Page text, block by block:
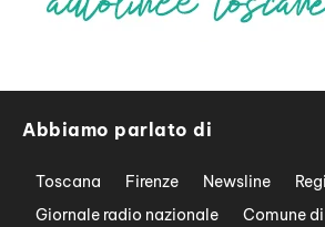
Abbiamo parlato di
Toscana Firenze Newsline
Giornale radio nazionale
Comune